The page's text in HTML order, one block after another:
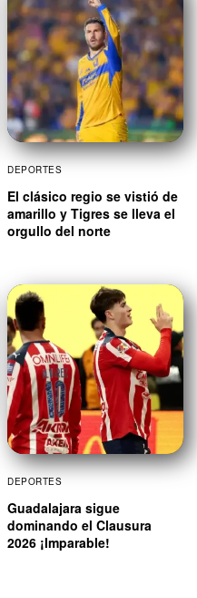
DEPORTES
El clásico regio se vistió de
amarillo y Tigres se lleva el
orgullo del norte
DEPORTES
Guadalajara sigue
dominando el Clausura
2026 ¡Imparable!